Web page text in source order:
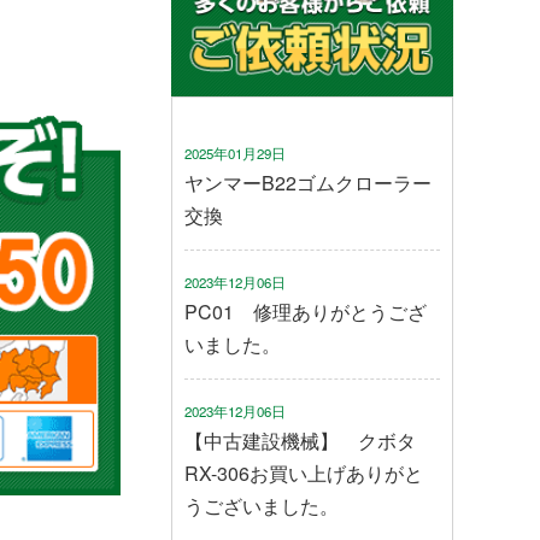
2025年01月29日
ヤンマーB22ゴムクローラー
交換
2023年12月06日
PC01 修理ありがとうござ
いました。
2023年12月06日
【中古建設機械】 クボタ
RX-306お買い上げありがと
うございました。